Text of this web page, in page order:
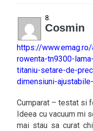
Cosmin
https://
rowenta-tn9300-
titaniu-setare-de-
dimensiuni-
Cumparat – testat si
Ideea cu vacuum mi
mai stau sa curat